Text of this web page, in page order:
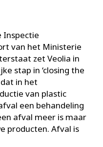
Inspectie
van het Ministerie
zet Veolia in
stap in ‘closing the
in het
van plastic
een behandeling
afval meer is maar
producten. Afval is